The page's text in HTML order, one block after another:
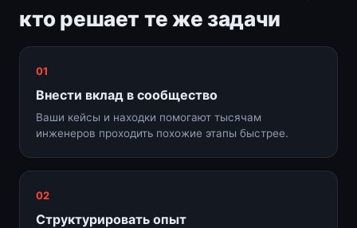
кто решает те же задачи
01
Внести вклад в сообщество
Ваши кейсы и находки помогают тысячам
инженеров проходить похожие этапы быстрее.
02
Структурировать опыт